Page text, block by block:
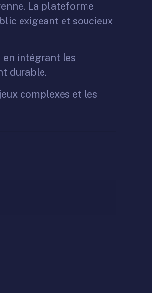
La plateforme
exigeant et soucieux
en intégrant les
durable.
complexes et les